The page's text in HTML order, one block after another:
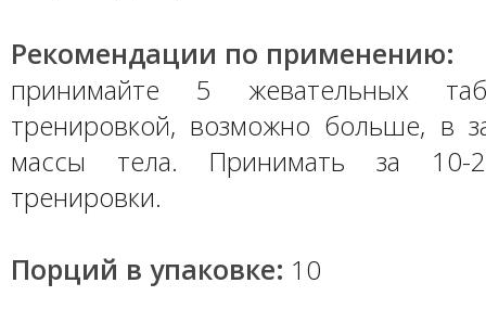
Рекомендации по применению:
принимайте 5 жевательных
тренировкой, возможно больше, в
массы тела. Принимать за
тренировки.
Порций в упаковке: 10